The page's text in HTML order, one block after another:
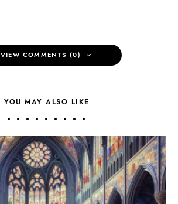
VIEW COMMENTS (0)
YOU MAY ALSO LIKE